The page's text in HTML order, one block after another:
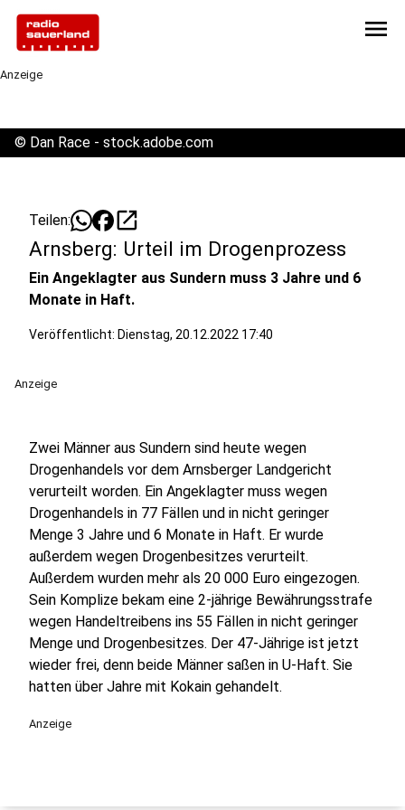
menu
Anzeige
© Dan Race - stock.adobe.com
Teilen: open_in_new
Arnsberg: Urteil im Drogenprozess
Ein Angeklagter aus Sundern muss 3 Jahre und 6
Monate in Haft.
Veröffentlicht: Dienstag, 20.12.2022 17:40
Anzeige
Zwei Männer aus Sundern sind heute wegen
Drogenhandels vor dem Arnsberger Landgericht
verurteilt worden. Ein Angeklagter muss wegen
Drogenhandels in 77 Fällen und in nicht geringer
Menge 3 Jahre und 6 Monate in Haft. Er wurde
außerdem wegen Drogenbesitzes verurteilt.
Außerdem wurden mehr als 20 000 Euro eingezogen.
Sein Komplize bekam eine 2-jährige Bewährungsstrafe
wegen Handeltreibens ins 55 Fällen in nicht geringer
Menge und Drogenbesitzes. Der 47-Jährige ist jetzt
wieder frei, denn beide Männer saßen in U-Haft. Sie
hatten über Jahre mit Kokain gehandelt.
Anzeige